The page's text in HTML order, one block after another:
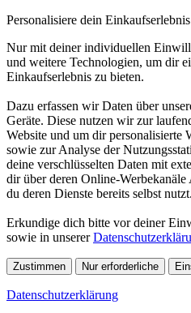
Personalisiere dein Einkaufserlebnis
Nur mit deiner individuellen
und weitere Technologien, um dir
Einkaufserlebnis zu bieten.
Dazu erfassen wir Daten über
Geräte. Diese nutzen wir zur
Website und um dir personalisierte
sowie zur Analyse der
deine verschlüsselten Daten mit
dir über deren Online-
du deren Dienste bereits selbst nutzt.
Erkundige dich bitte vor deiner
sowie in unserer
Zustimmen Nur erforderliche
Datenschutzerklärung